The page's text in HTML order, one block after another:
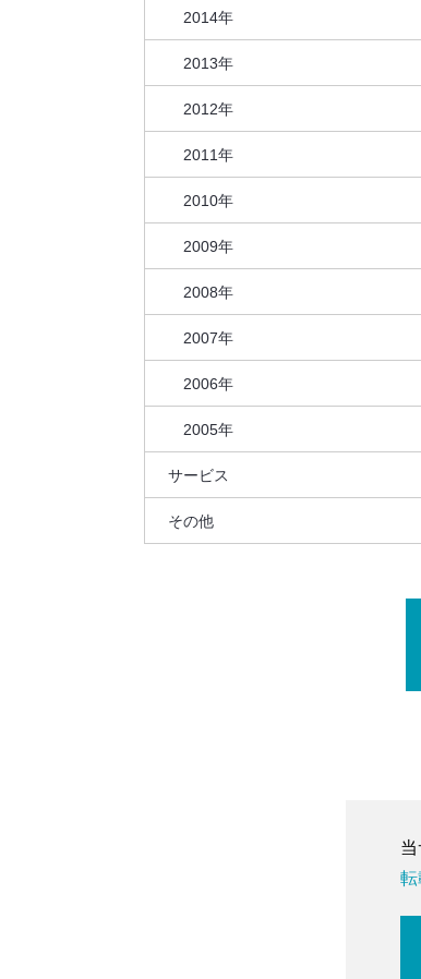
2014年
2013年
2012年
2011年
2010年
2009年
2008年
2007年
2006年
2005年
サービス
その他
転